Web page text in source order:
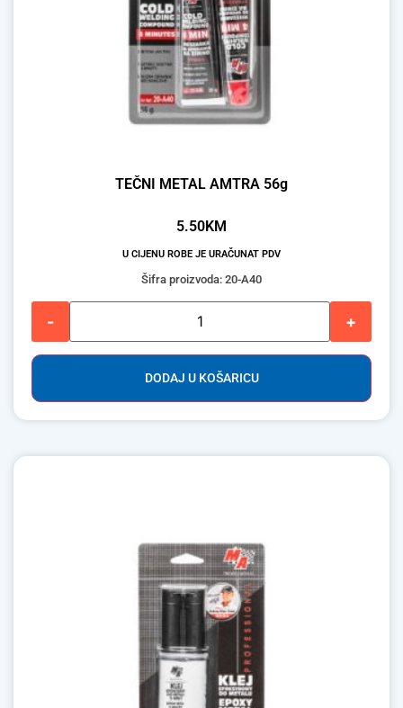
TEČNI METAL AMTRA 56g
5.50KM
U CIJENU ROBE JE URAČUNAT PDV
Šifra proizvoda: 20-A40
- +
DODAJ U KOŠARICU